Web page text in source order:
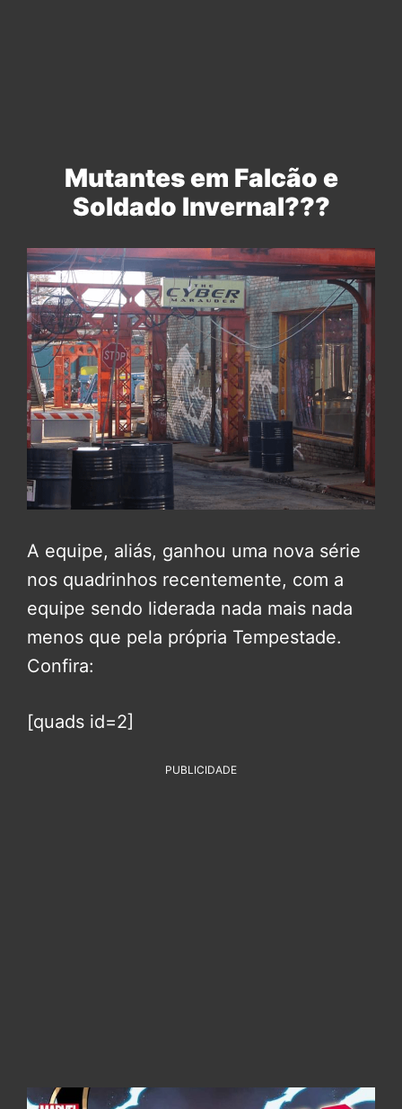
Mutantes em Falcão e
Soldado Invernal???
A equipe, aliás, ganhou uma nova série
nos quadrinhos recentemente, com a
equipe sendo liderada nada mais nada
menos que pela própria Tempestade.
Confira:
[quads id=2]
PUBLICIDADE